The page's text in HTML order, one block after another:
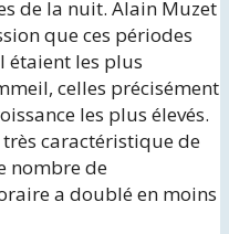
de la nuit. Alain Muzet
que ces périodes
étaient les plus
celles précisément
les plus élevés.
caractéristique de
nombre de
a doublé en moins